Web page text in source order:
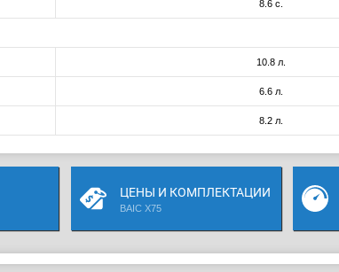
8.6 с.
10.8 л.
6.6 л.
8.2 л.
ЦЕНЫ И КОМПЛЕКТАЦИИ
BAIC X75